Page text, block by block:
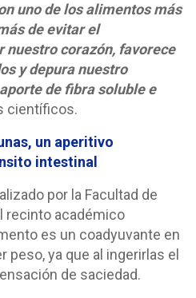
uno de los alimentos más
de evitar el
corazón, favorece
y depura nuestro
de fibra soluble e
científicos.
un aperitivo
intestinal
por la Facultad de
recinto académico
es un coadyuvante en
ya que al ingerirlas el
de saciedad.